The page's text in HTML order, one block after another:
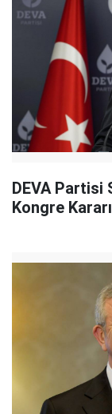
DEVA Partisi
Kongre